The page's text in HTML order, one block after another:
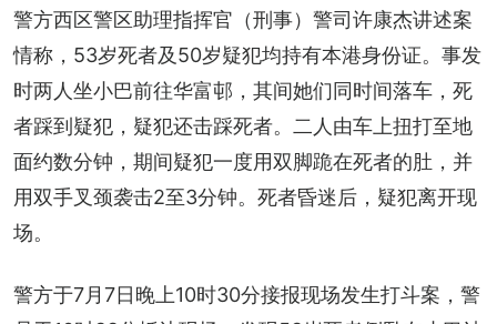
警方西区警区助理指挥官（刑事）警司许康杰讲述案
情称，53岁死者及50岁疑犯均持有本港身份证。事发
时两人坐小巴前往华富邨，其间她们同时间落车，死
者踩到疑犯，疑犯还击踩死者。二人由车上扭打至地
面约数分钟，期间疑犯一度用双脚跪在死者的肚，并
用双手叉颈袭击2至3分钟。死者昏迷后，疑犯离开现
场。
警方于7月7日晚上10时30分接报现场发生打斗案，警